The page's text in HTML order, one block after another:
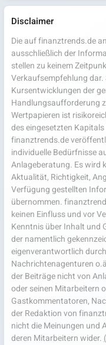
Disclaimer
Die auf finanztrends.de
ausschließlich der
stellen zu keinem
Verkaufsempfehlung
Kursentwicklungen der
Handlungsaufforderung
Wertpapieren ist
des eingesetzten
finanztrends.de
individuelle Bedürfnisse
Anlageberatung. Es wird
Aktualität, Richtigkeit,
Verfügung gestellten
übernommen.
keinen Einfluss und vor
Kenntnis über Inhalt und
der namentlich
eigenverantwortlich
Nachrichtenagenturen
der Beiträge nicht von
oder seinen Mitarbeitern
Gastkommentatoren,
der Redaktion von
nicht die Meinungen und
deren Mitarbeitern wider.